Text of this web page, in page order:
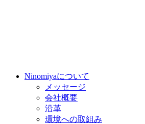
Ninomiyaについて
メッセージ
会社概要
沿革
環境への取組み